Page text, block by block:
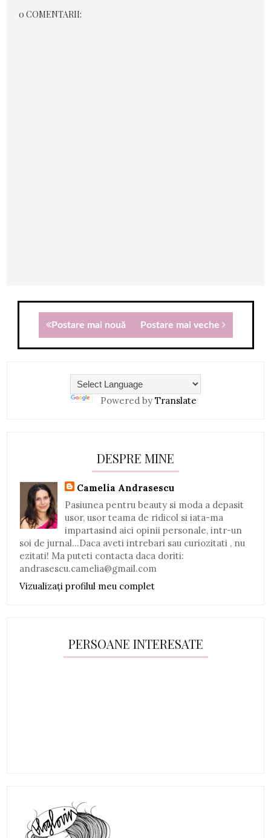
0 COMENTARII:
Postare mai nouă Postare mai veche
Powered by Translate
DESPRE MINE
Camelia Andrasescu
Pasiunea pentru beauty si moda a depasit
usor, usor teama de ridicol si iata-ma
impartasind aici opinii personale, intr-un
soi de jurnal...Daca aveti intrebari sau curiozitati , nu
ezitati! Ma puteti contacta daca doriti:
andrasescu.camelia@gmail.com
Vizualizați profilul meu complet
PERSOANE INTERESATE